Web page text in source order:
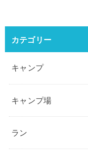
カテゴリー
キャンプ
キャンプ場
ラン